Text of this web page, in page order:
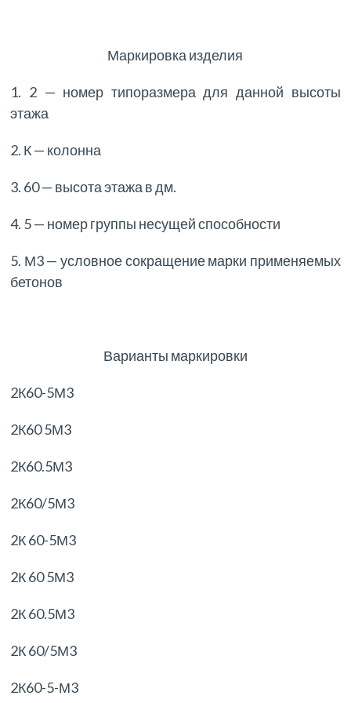
Маркировка изделия
1. 2 — номер типоразмера для данной высоты
этажа
2. К — колонна
3. 60 — высота этажа в дм.
4. 5 — номер группы несущей способности
5. М3 — условное сокращение марки применяемых
бетонов
Варианты маркировки
2К60-5М3
2К60 5М3
2К60.5М3
2К60/5М3
2К 60-5М3
2К 60 5М3
2К 60.5М3
2К 60/5М3
2К60-5-М3